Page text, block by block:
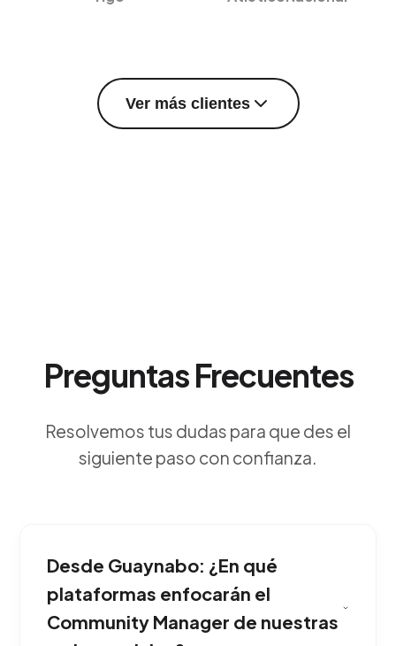
Ver más clientes
Preguntas Frecuentes
Resolvemos tus dudas para que des el
siguiente paso con confianza.
Desde Guaynabo: ¿En qué
plataformas enfocarán el
Community Manager de nuestras